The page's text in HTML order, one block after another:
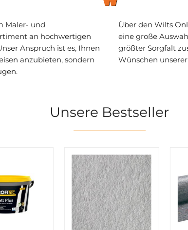
Maler- und
an hochwertigen
Anspruch ist es, Ihnen
anzubieten, sondern
Über den Wilts
eine große
größter Sorgfalt
Wünschen
Unsere Bestseller